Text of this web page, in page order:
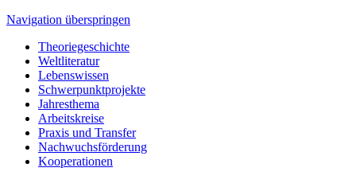
Navigation überspringen
Theoriegeschichte
Weltliteratur
Lebenswissen
Schwerpunktprojekte
Jahresthema
Arbeitskreise
Praxis und Transfer
Nachwuchsförderung
Kooperationen